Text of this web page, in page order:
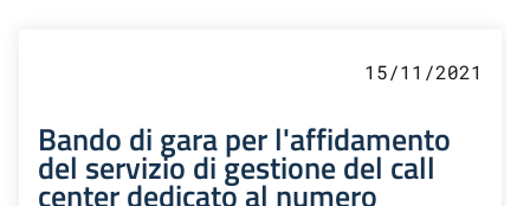
15/11/2021
Bando di gara per l'affidamento
del servizio di gestione del call
center dedicato al numero